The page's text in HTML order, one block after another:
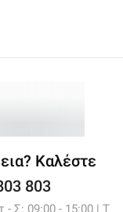
Καλέστε
803
- Σ: 09:00 - 15:00 | Τ